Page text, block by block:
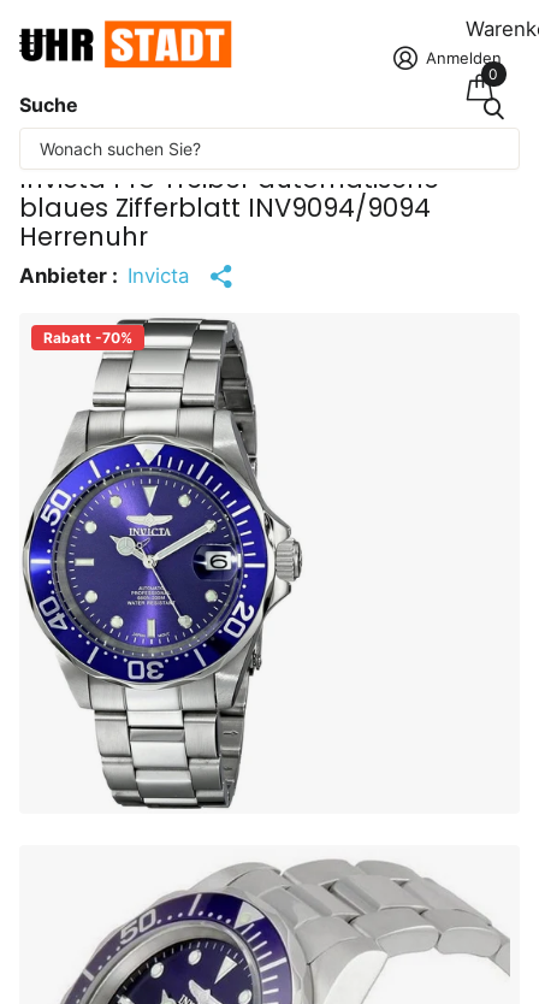
Suche
Anmelden
0
Einige Inhalte wurden maschinell übersetzt.
Invicta Pro Treiber automatische
blaues Zifferblatt INV9094/9094
Herrenuhr
Anbieter : Invicta
Rabatt -70%